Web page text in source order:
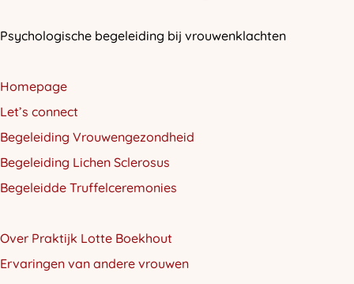
Psychologische begeleiding bij vrouwenklachten
Homepage
Let’s connect
Begeleiding Vrouwengezondheid
Begeleiding Lichen Sclerosus
Begeleidde Truffelceremonies
Over Praktijk Lotte Boekhout
Ervaringen van andere vrouwen